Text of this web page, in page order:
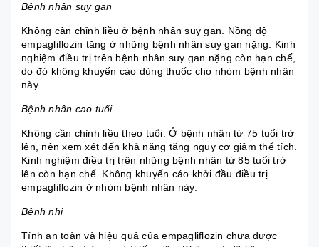
Bệnh nhân suy gan
Không cân chỉnh liều ở bệnh nhân suy gan. Nồng độ
empagliflozin tăng ở những bệnh nhân suy gan nặng. Kinh
nghiệm điều trị trên bệnh nhân suy gan nặng còn hạn chế,
do đó không khuyến cáo dùng thuốc cho nhóm bệnh nhân
này.
Bệnh nhân cao tuổi
Không cần chỉnh liều theo tuổi. Ở bệnh nhân từ 75 tuổi trở
lên, nên xem xét đến khả năng tăng nguy cơ giảm thể tích.
Kinh nghiệm điều trị trên những bệnh nhân từ 85 tuổi trở
lên còn hạn chế. Không khuyến cáo khởi đầu điều trị
empagliflozin ở nhóm bệnh nhân này.
Bệnh nhi
Tính an toàn và hiệu quả của empagliflozin chưa được